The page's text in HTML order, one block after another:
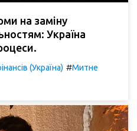
на заміну
Україна
(Україна) #Митне